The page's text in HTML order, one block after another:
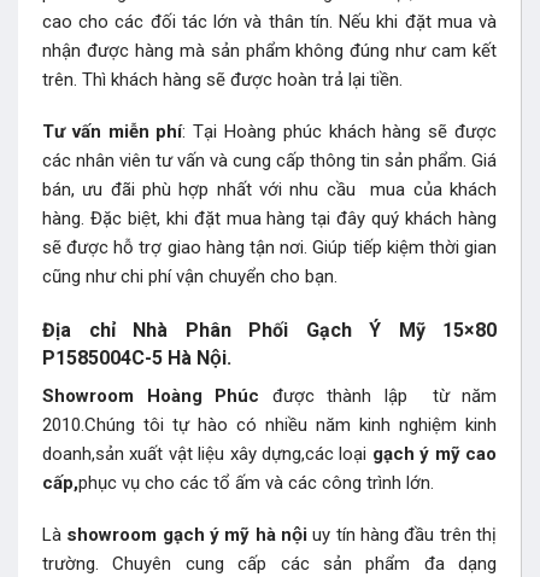
cao cho các đối tác lớn và thân tín. Nếu khi đặt mua và
nhận được hàng mà sản phẩm không đúng như cam kết
trên. Thì khách hàng sẽ được hoàn trả lại tiền.
Tư vấn miễn phí: Tại Hoàng phúc khách hàng sẽ được
các nhân viên tư vấn và cung cấp thông tin sản phẩm. Giá
bán, ưu đãi phù hợp nhất với nhu cầu mua của khách
hàng. Đặc biệt, khi đặt mua hàng tại đây quý khách hàng
sẽ được hỗ trợ giao hàng tận nơi. Giúp tiếp kiệm thời gian
cũng như chi phí vận chuyển cho bạn.
Địa chỉ Nhà Phân Phối Gạch Ý Mỹ 15×80
P1585004C-5 Hà Nội.
Showroom Hoàng Phúc được thành lập từ năm
2010.Chúng tôi tự hào có nhiều năm kinh nghiệm kinh
doanh,sản xuất vật liệu xây dựng,các loại gạch ý mỹ cao
cấp,phục vụ cho các tổ ấm và các công trình lớn.
Là showroom gạch ý mỹ hà nộiuy tín hàng đầu trên thị
trường. Chuyên cung cấp các sản phẩm đa dạng